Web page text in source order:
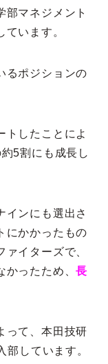
部マネジメント
います。
るポジションの
トしたことによ
5割にも成長し
インにも選出さ
にかかったもの
イターズで、
かったため、長
って、本田技研
しています。